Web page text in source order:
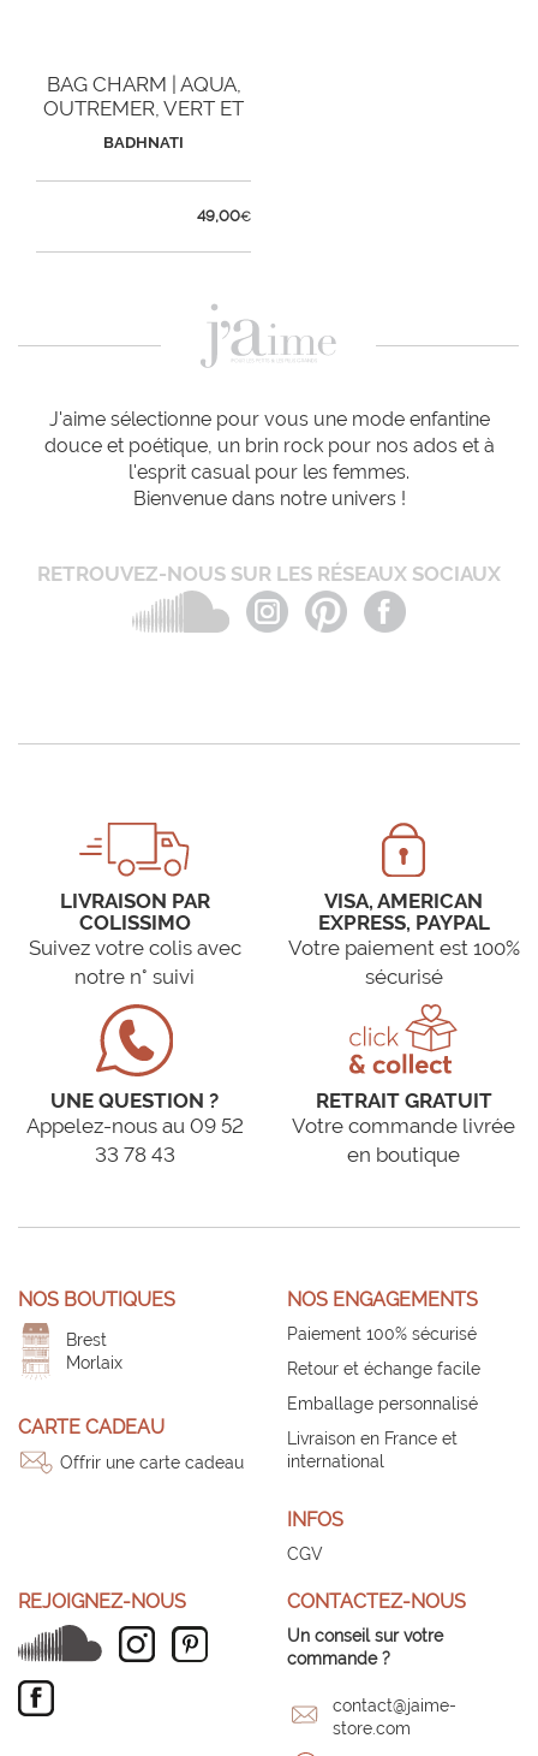
BAG CHARM | AQUA,
OUTREMER, VERT ET
JEAN
BADHNATI
49,00€
J'aime sélectionne pour vous une mode enfantine
douce et poétique, un brin rock pour nos ados et à
l'esprit casual pour les femmes.
Bienvenue dans notre univers !
RETROUVEZ-NOUS SUR LES RÉSEAUX SOCIAUX
LIVRAISON PAR
COLISSIMO
Suivez votre colis avec
notre n° suivi
VISA, AMERICAN
EXPRESS, PAYPAL
Votre paiement est 100%
sécurisé
UNE QUESTION ?
Appelez-nous au 09 52
33 78 43
RETRAIT GRATUIT
Votre commande livrée
en boutique
NOS BOUTIQUES
Brest
Morlaix
CARTE CADEAU
Offrir une carte cadeau
NOS ENGAGEMENTS
Paiement 100% sécurisé
Retour et échange facile
Emballage personnalisé
Livraison en France et
international
INFOS
CGV
REJOIGNEZ-NOUS CONTACTEZ-NOUS
Un conseil sur votre
commande ?
contact@jaime-
store.com